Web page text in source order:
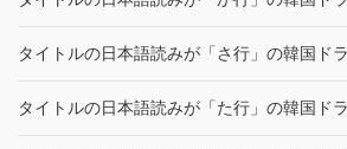
タイトルの日本語読みが「さ行」の韓国ド
タイトルの日本語読みが「た行」の韓国ド